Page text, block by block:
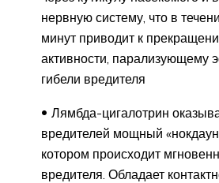
нервную систему, что в
минут приводит к
активности, парализующему
гибели вредителя
Лямбда-цигалотрин
вредителей мощный
котором происходит
вредителя. Обладает